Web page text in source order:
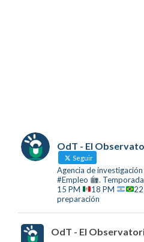
OdT - El
Seguir
Agencia de
#Empleo
.
15 PM
18 PM
preparación
OdT - El